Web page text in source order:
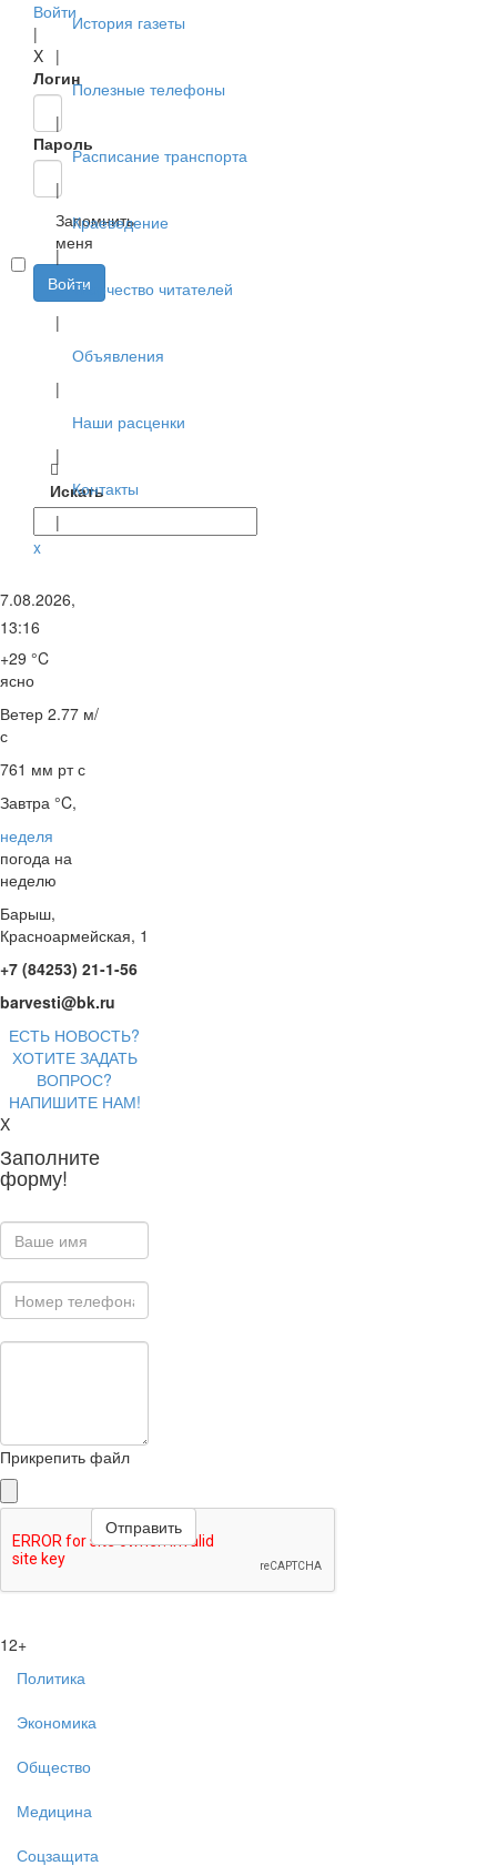
Войти
|
X
Логин
Пароль
Запомнить
меня
Войти
Искать
x
История газеты
|
Полезные телефоны
|
Расписание транспорта
|
Краеведение
|
Творчество читателей
|
Объявления
|
Наши расценки
|
Контакты
|
7.08.2026,
13:16
+29 °C
ясно
Ветер 2.77 м/
с
761 мм рт с
Завтра °C,
неделя
погода на
неделю
Барыш,
Красноармейская, 1
+7 (84253) 21-1-56
barvesti@bk.ru
ЕСТЬ НОВОСТЬ?
ХОТИТЕ ЗАДАТЬ
ВОПРОС?
НАПИШИТЕ НАМ!
X
Заполните
форму!
Прикрепить файл
12+
Политика
Экономика
Общество
Медицина
Соцзащита